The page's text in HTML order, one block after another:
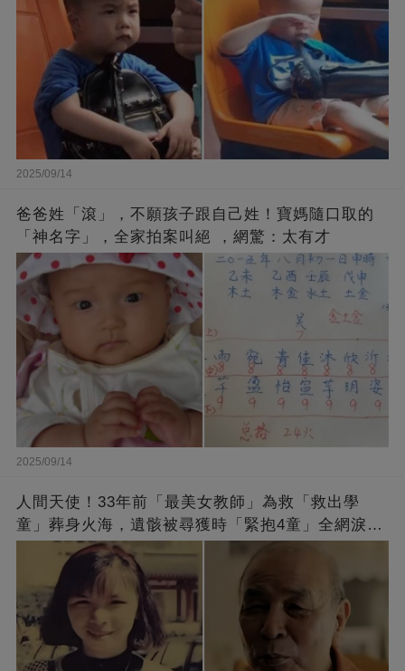
2025/09/14
爸爸姓「滾」，不願孩子跟自己姓！寶媽隨口取的
「神名字」，全家拍案叫絕 ，網驚：太有才
2025/09/14
人間天使！33年前「最美女教師」為救「救出學
童」葬身火海，遺骸被尋獲時「緊抱4童」全網淚
崩：真正的英雄不該被遺忘